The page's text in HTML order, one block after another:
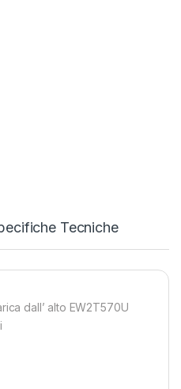
Tecniche
dall’ alto EW2T570U